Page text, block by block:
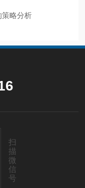
策略分析
扫
描
微
信
号